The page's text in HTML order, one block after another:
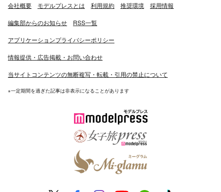
会社概要 モデルプレスとは 利用規約 推奨環境 採用情報
編集部からのお知らせ RSS一覧
アプリケーションプライバシーポリシー
情報提供・広告掲載・お問い合わせ
当サイトコンテンツの無断複写・転載・引用の禁止について
※一定期間を過ぎた記事は非表示になることがあります